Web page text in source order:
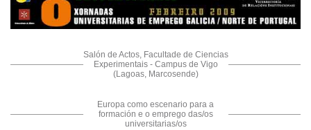
Salón de Actos, Facultade de Ciencias
Experimentais - Campus de Vigo
(Lagoas, Marcosende)
Europa como escenario para a
formación e o emprego das/os
universitarias/os